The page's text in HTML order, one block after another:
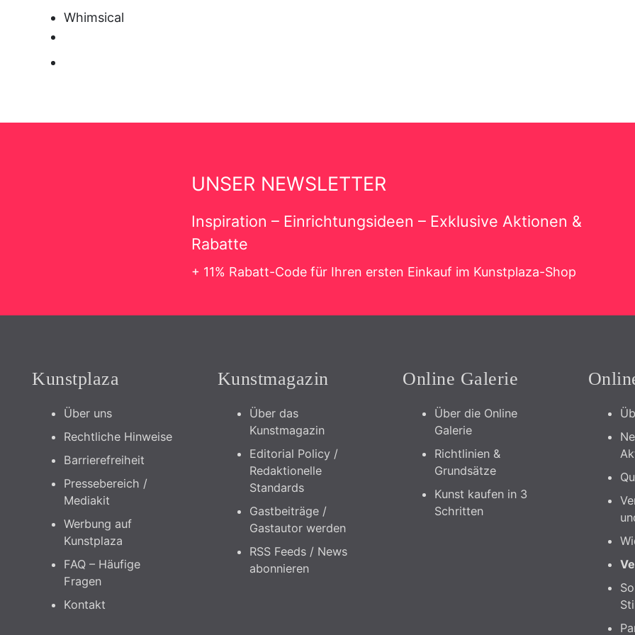
Whimsical
UNSER NEWSLETTER
Inspiration – Einrichtungsideen – Exklusive Aktionen &
Rabatte
+ 11% Rabatt-Code für Ihren ersten Einkauf im Kunstplaza-Shop
Kunstplaza
Über uns
Rechtliche Hinweise
Barrierefreiheit
Pressebereich /
Mediakit
Werbung auf
Kunstplaza
FAQ – Häufige
Fragen
Kontakt
Kunstmagazin
Über das
Kunstmagazin
Editorial Policy /
Redaktionelle
Standards
Gastbeiträge /
Gastautor werden
RSS Feeds / News
abonnieren
Online Galerie
Über die Online
Galerie
Richtlinien &
Grundsätze
Kunst kaufen in 3
Schritten